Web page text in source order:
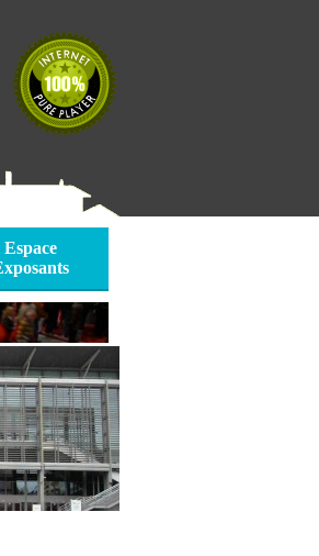
Espace